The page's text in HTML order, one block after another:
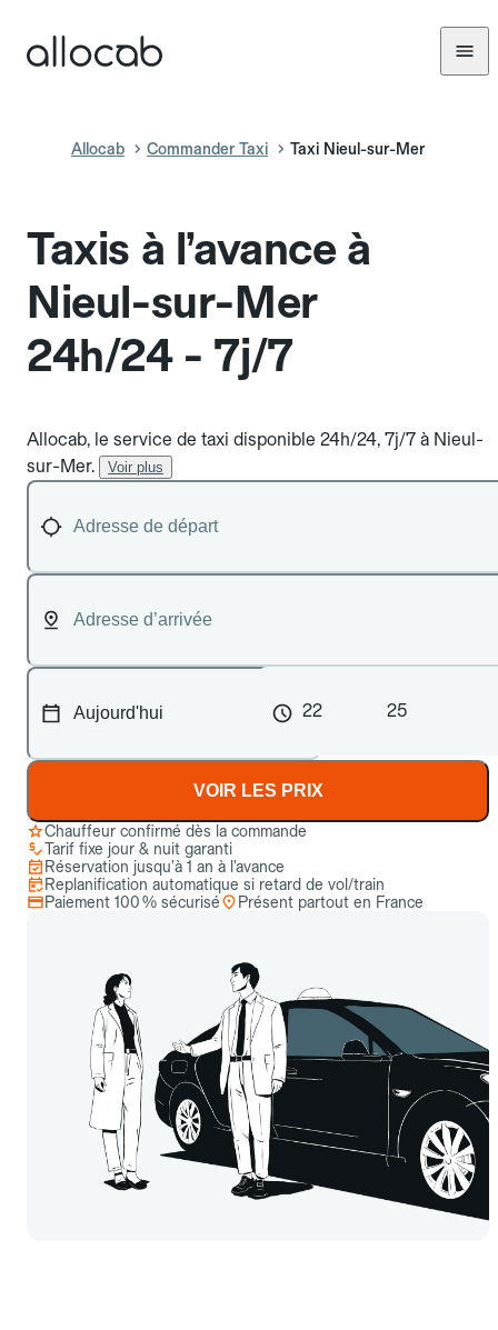
Allocab Commander Taxi Taxi Nieul-sur-Mer
Taxis à l’avance à
Nieul-sur-Mer
24h/24 - 7j/7
Allocab, le service de taxi disponible 24h/24, 7j/7 à Nieul-
sur-Mer.
Voir plus
22 25
VOIR LES PRIX
Chauffeur confirmé dès la commande
Tarif fixe jour & nuit garanti
Réservation jusqu’à 1 an à l’avance
Replanification automatique si retard de vol/train
Paiement 100 % sécurisé
Présent partout en France